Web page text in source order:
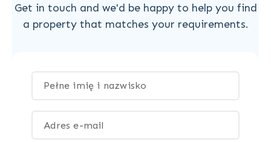
Get in touch and we'd be happy to help you find
a property that matches your requirements.